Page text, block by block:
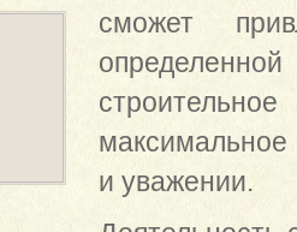
сможет
и уважении.